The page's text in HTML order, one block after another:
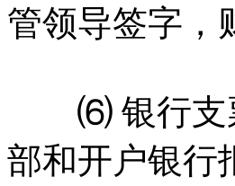
管领导签字，
⑹ 银行支票
部和开户银行